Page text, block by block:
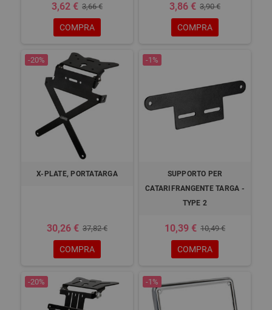
3,62 € 3,66 €
COMPRA
3,86 € 3,90 €
COMPRA
-20%
X-PLATE, PORTATARGA
30,26 € 37,82 €
COMPRA
-1%
SUPPORTO PER
CATARIFRANGENTE TARGA -
TYPE 2
10,39 € 10,49 €
COMPRA
-20% -1%